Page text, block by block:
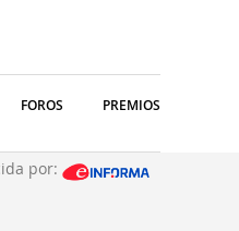
FOROS PREMIOS
por: